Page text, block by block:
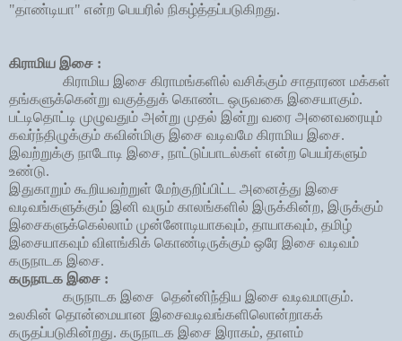
"தாண்டியா" என்ற பெயரில் நிகழ்த்தப்படுகிறது.
கிராமிய இசை :
கிராமிய இசை கிராமங்களில் வசிக்கும் சாதாரண மக்கள்
தங்களுக்கென்று வகுத்துக் கொண்ட ஒருவகை இசையாகும்.
பட்டிதொட்டி முழுவதும் அன்று முதல் இன்று வரை அனைவரையும்
கவர்ந்திழுக்கும் கவின்மிகு இசை வடிவமே கிராமிய இசை.
இவற்றுக்கு நாடோடி இசை, நாட்டுப்பாடல்கள் என்ற பெயர்களும்
உண்டு.
இதுகாறும் கூறியவற்றுள் மேற்குறிப்பிட்ட அனைத்து இசை
வடிவங்களுக்கும் இனி வரும் காலங்களில் இருக்கின்ற, இருக்கும்
இசைகளுக்கெல்லாம் முன்னோடியாகவும், தாயாகவும், தமிழ்
இசையாகவும் விளங்கிக் கொண்டிருக்கும் ஒரே இசை வடிவம்
கருநாடக இசை.
கருநாடக இசை :
கருநாடக இசை தென்னிந்திய இசை வடிவமாகும்.
உலகின் தொன்மையான இசைவடிவங்களிலொன்றாகக்
கருதப்படுகின்றது. கருநாடக இசை இராகம், தாளம்